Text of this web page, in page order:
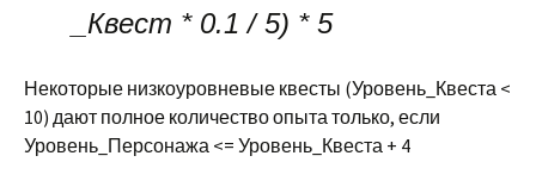
_Квест * 0.1 / 5) * 5
Некоторые низкоуровневые квесты (Уровень_Квеста <
10) дают полное количество опыта только, если
Уровень_Персонажа <= Уровень_Квеста + 4